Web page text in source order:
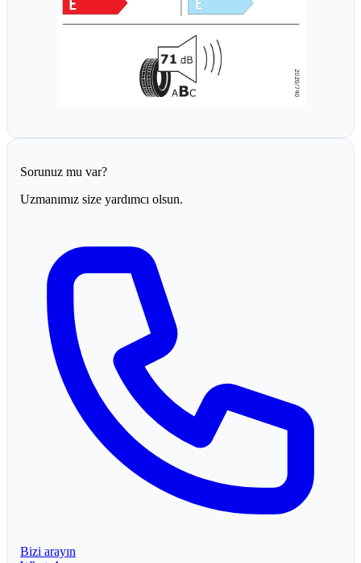
Sorunuz mu var?
Uzmanımız size yardımcı olsun.
Bizi arayın